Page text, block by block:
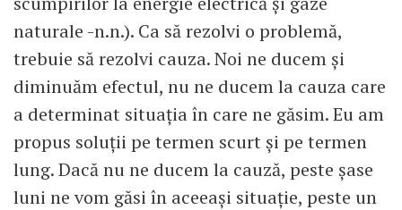
naturale -n.n.). Ca să rezolvi o problemă,
trebuie să rezolvi cauza. Noi ne ducem și
diminuăm efectul, nu ne ducem la cauza care
a determinat situația în care ne găsim. Eu am
propus soluții pe termen scurt și pe termen
lung. Dacă nu ne ducem la cauză, peste șase
luni ne vom găsi în aceeași situație, peste un